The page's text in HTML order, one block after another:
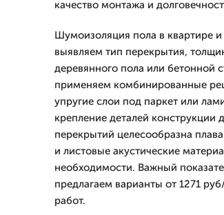
качество монтажа и
Шумоизоляция пола в квартире
выявляем тип перекрытия,
деревянного пола или бетонной
применяем комбинированные
упругие слои под паркет или
крепление деталей
перекрытий целесообразна
и листовые акустические
необходимости. Важный
предлагаем варианты от 1271
работ.